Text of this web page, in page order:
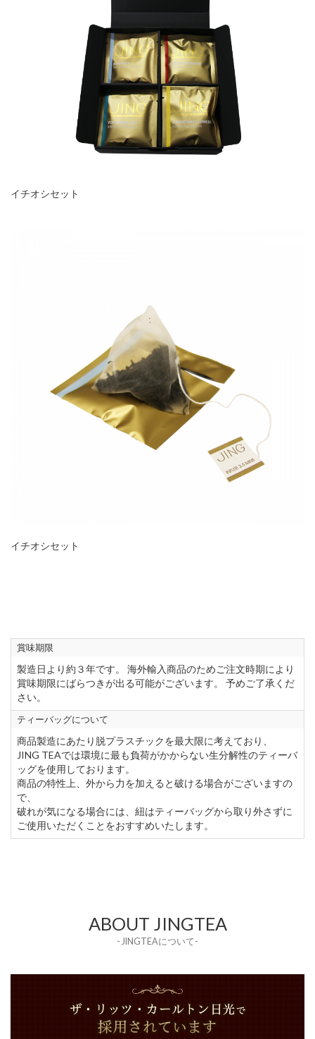
イチオシセット
イチオシセット
賞味期限
製造日より約３年です。 海外輸入商品のためご注文時期により
賞味期限にばらつきが出る可能がございます。 予めご了承くだ
さい。
ティーバッグについて
商品製造にあたり脱プラスチックを最大限に考えており、
JING TEAでは環境に最も負荷がかからない生分解性のティーバ
ッグを使用しております。
商品の特性上、外から力を加えると破ける場合がございますの
で、
破れが気になる場合には、紐はティーバッグから取り外さずに
ご使用いただくことをおすすめいたします。
ABOUT JINGTEA
- JINGTEAについて-